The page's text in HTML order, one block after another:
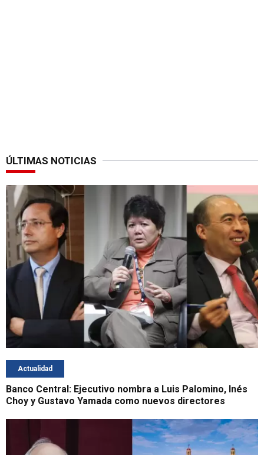
ÚLTIMAS NOTICIAS
Actualidad
Banco Central: Ejecutivo nombra a Luis Palomino, Inés
Choy y Gustavo Yamada como nuevos directores